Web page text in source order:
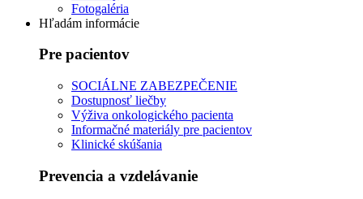
Fotogaléria
Hľadám informácie
Pre pacientov
SOCIÁLNE ZABEZPEČENIE
Dostupnosť liečby
Výživa onkologického pacienta
Informačné materiály pre pacientov
Klinické skúšania
Prevencia a vzdelávanie